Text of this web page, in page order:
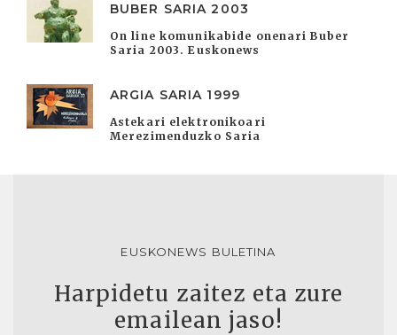
BUBER SARIA 2003
On line komunikabide onenari Buber
Saria 2003. Euskonews
ARGIA SARIA 1999
Astekari elektronikoari
Merezimenduzko Saria
EUSKONEWS BULETINA
Harpidetu zaitez eta zure
emailean jaso!